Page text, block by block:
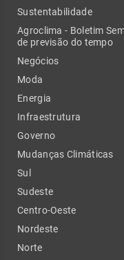
Sustentabilidade
Agroclima - Boletim
de previsão do tempo
Negócios
Moda
Energia
Infraestrutura
Governo
Mudanças Climáticas
Sul
Sudeste
Centro-Oeste
Nordeste
Norte